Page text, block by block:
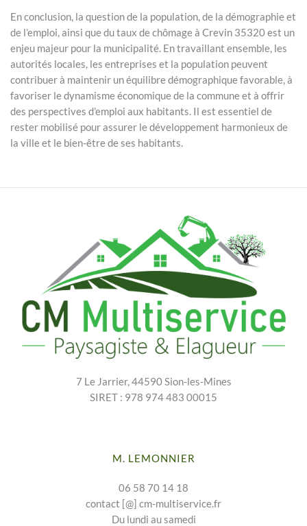
En conclusion, la question de la population, de la démographie et
de l’emploi, ainsi que du taux de chômage à Crevin 35320 est un
enjeu majeur pour la municipalité. En travaillant ensemble, les
autorités locales, les entreprises et la population peuvent
contribuer à maintenir un équilibre démographique favorable, à
favoriser le dynamisme économique de la commune et à offrir
des perspectives d’emploi aux habitants. Il est essentiel de
rester mobilisé pour assurer le développement harmonieux de
la ville et le bien-être de ses habitants.
7 Le Jarrier, 44590 Sion-les-Mines
SIRET : 978 974 483 00015
M. LEMONNIER
06 58 70 14 18
contact [@] cm-multiservice.fr
Du lundi au samedi